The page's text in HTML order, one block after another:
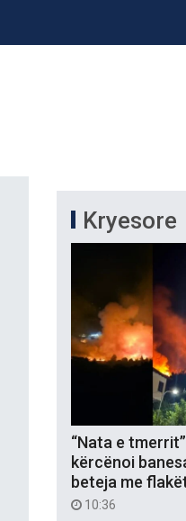
Kryesore
“Nata e
kërcënoi
beteja me
10:36